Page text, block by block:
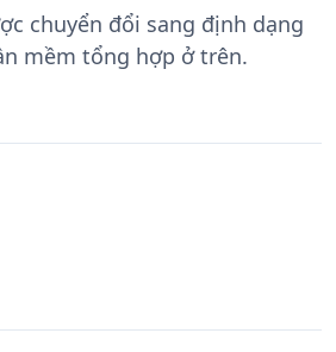
chuyển đổi sang định dạng
mềm tổng hợp ở trên.